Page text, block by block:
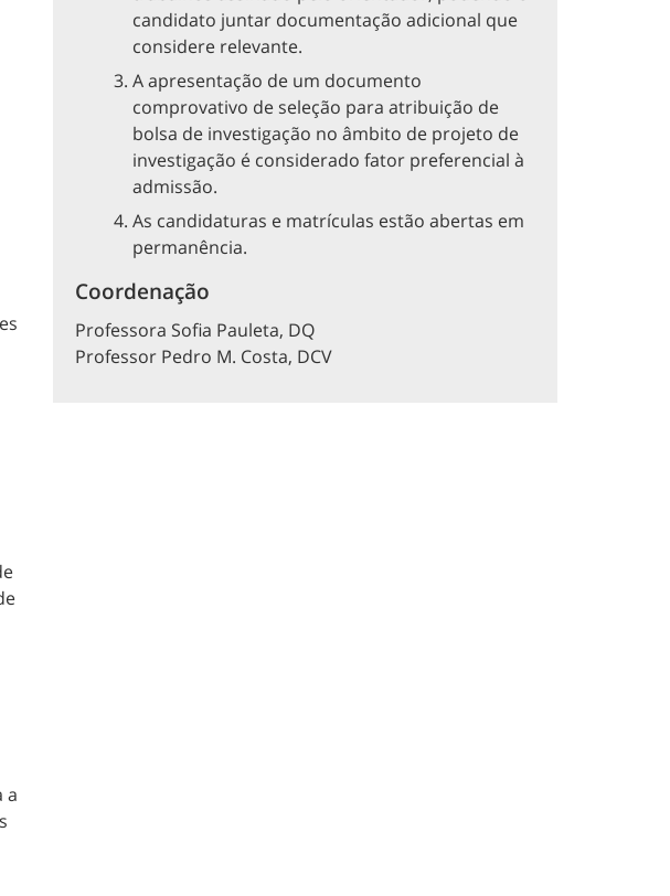
a
candidato juntar documentação adicional que
considere relevante.
A apresentação de um documento
comprovativo de seleção para atribuição de
bolsa de investigação no âmbito de projeto de
investigação é considerado fator preferencial à
admissão.
As candidaturas e matrículas estão abertas em
permanência.
Coordenação
Professora Sofia Pauleta, DQ
Professor Pedro M. Costa, DCV